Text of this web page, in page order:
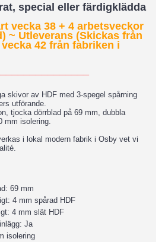
special eller färdigklädda
vecka 38 + 4 arbetsveckor
~ Utleverans (Skickas från
vecka 42 från fabriken i
skivor av HDF med 3-spegel spårning
utförande.
tjocka dörrblad på 69 mm, dubbla
mm isolering.
i lokal modern fabrik i Osby vet vi
69 mm
4 mm spårad HDF
4 mm slät HDF
Ja
isolering